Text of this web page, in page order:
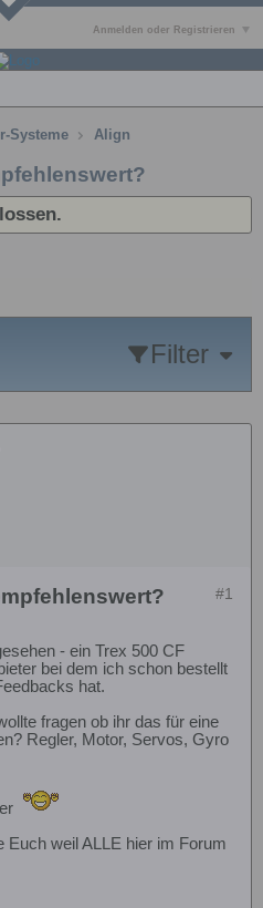
Anmelden oder Registrieren
Systeme Align
Filter
#1
- ein Trex 500 CF
bei dem ich schon bestellt
hat.
fragen ob ihr das für eine
Regler, Motor, Servos, Gyro
Euch weil ALLE hier im Forum